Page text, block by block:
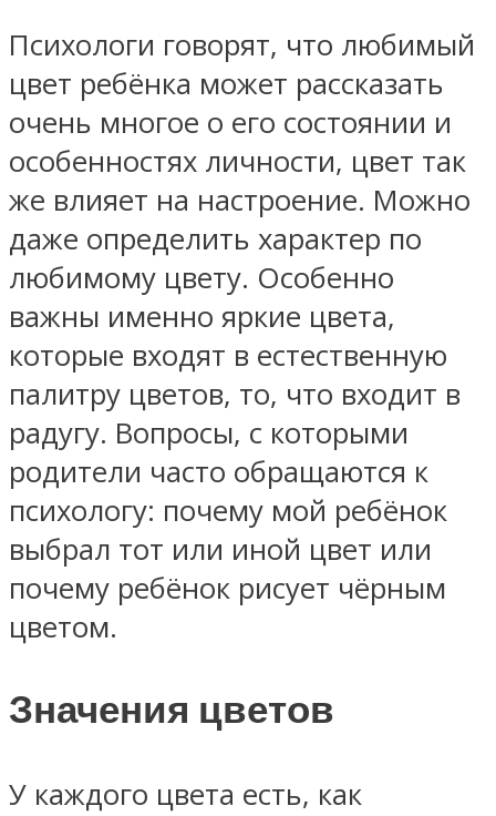
Психологи говорят, что любимый
цвет ребёнка может рассказать
очень многое о его состоянии и
особенностях личности, цвет так
же влияет на настроение. Можно
даже определить характер по
любимому цвету. Особенно
важны именно яркие цвета,
которые входят в естественную
палитру цветов, то, что входит в
радугу. Вопросы, с которыми
родители часто обращаются к
психологу: почему мой ребёнок
выбрал тот или иной цвет или
почему ребёнок рисует чёрным
цветом.
Значения цветов
У каждого цвета есть, как